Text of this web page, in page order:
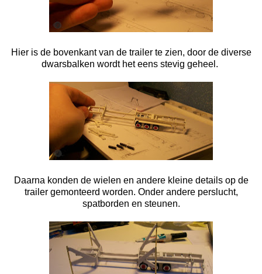
Hier is de bovenkant van de trailer te zien, door de diverse
dwarsbalken wordt het eens stevig geheel.
Daarna konden de wielen en andere kleine details op de
trailer gemonteerd worden. Onder andere perslucht,
spatborden en steunen.